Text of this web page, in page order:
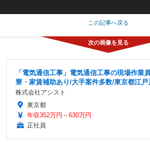
この記事へ戻る
「電気通信工事」電気通信工事の現場作業
寮・家賃補助あり/大手案件多数/東京都江戸
株式会社アシスト
東京都
年収352万円～630万円
正社員